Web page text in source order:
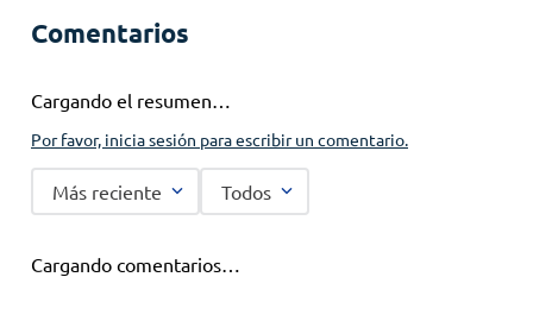
Comentarios
Cargando el resumen…
Por favor, inicia sesión para escribir un comentario.
Más reciente Todos
Cargando comentarios…